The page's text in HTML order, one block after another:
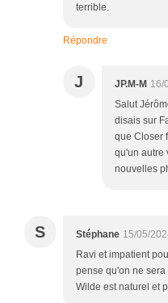
terrible.
Répondre
J JP.M-M 16/
Salut
disais sur
que Closer
qu'un autre
nouvelles
S Stéphane 15/05/
Ravi et impatient
pense qu'on ne
Wilde est naturel et